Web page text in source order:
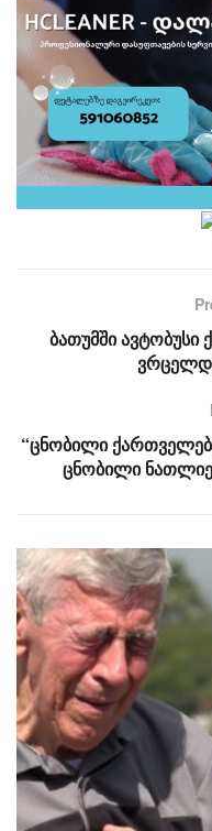
ბათუმში ავტობუსი
“ცნობილი
ცნობილი